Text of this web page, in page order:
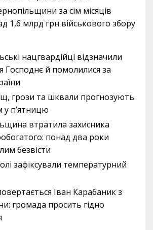
за сім місяців
1,6 млрд грн військового збору
нацгвардійці відзначили
Господнє й помолилися за
грози та шквали прогнозують
у п’ятницю
втратила захисника
понад два роки
безвісти
зафіксували температурний
Іван Карабаник з
громада просить гідно